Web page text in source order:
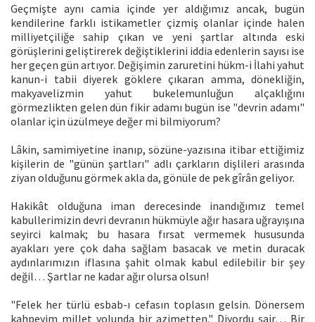
Geçmişte aynı camia içinde yer aldığımız ancak, bugün
kendilerine farklı istikametler çizmiş olanlar içinde halen
milliyetçiliğe sahip çıkan ve yeni şartlar altında eski
görüşlerini geliştirerek değiştiklerini iddia edenlerin sayısı ise
her geçen gün artıyor. Değişimin zaruretini hükm-i İlahi yahut
kanun-i tabii diyerek göklere çıkaran amma, dönekliğin,
makyavelizmin yahut bukelemunluğun alçaklığını
görmezlikten gelen dün fikir adamı bugün ise "devrin adamı"
olanlar için üzülmeye değer mi bilmiyorum?
Lâkin, samimiyetine inanıp, sözüne-yazısına itibar ettiğimiz
kişilerin de "günün şartları" adlı çarkların dişlileri arasında
ziyan olduğunu görmek akla da, gönüle de pek gîrân geliyor.
Hakikât olduğuna iman derecesinde inandığımız temel
kabullerimizin devri devranın hükmüyle ağır hasara uğrayışına
seyirci kalmak; bu hasara fırsat vermemek hususunda
ayakları yere çok daha sağlam basacak ve metin duracak
aydınlarımızın iflasına şahit olmak kabul edilebilir bir şey
değil… Şartlar ne kadar ağır olursa olsun!
"Felek her türlü esbab-ı cefasın toplasın gelsin. Dönersem
kahpeyim millet yolunda bir azimetten." Diyordu şair… Bir